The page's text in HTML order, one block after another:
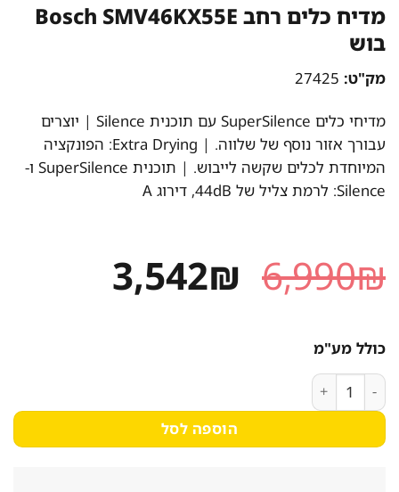
מדיח כלים ‏רחב Bosch SMV46KX55E
בוש
מק"ט:27425
מדיחי כלים SuperSilence עם תוכנית Silence | יוצרים
עבורך אזור נוסף של שלווה. | Extra Drying: הפונקציה
המיוחדת לכלים שקשה לייבוש. | תוכנית SuperSilence ו-
Silence: לרמת צליל של 44dB, דירוג A
6,990₪ המחיר
המקורי
3,542₪ המחיר
כולל מע"מ
כמות של מדיח כלים ‏רחב Bosch SMV46KX55E בוש
הוספה לסל